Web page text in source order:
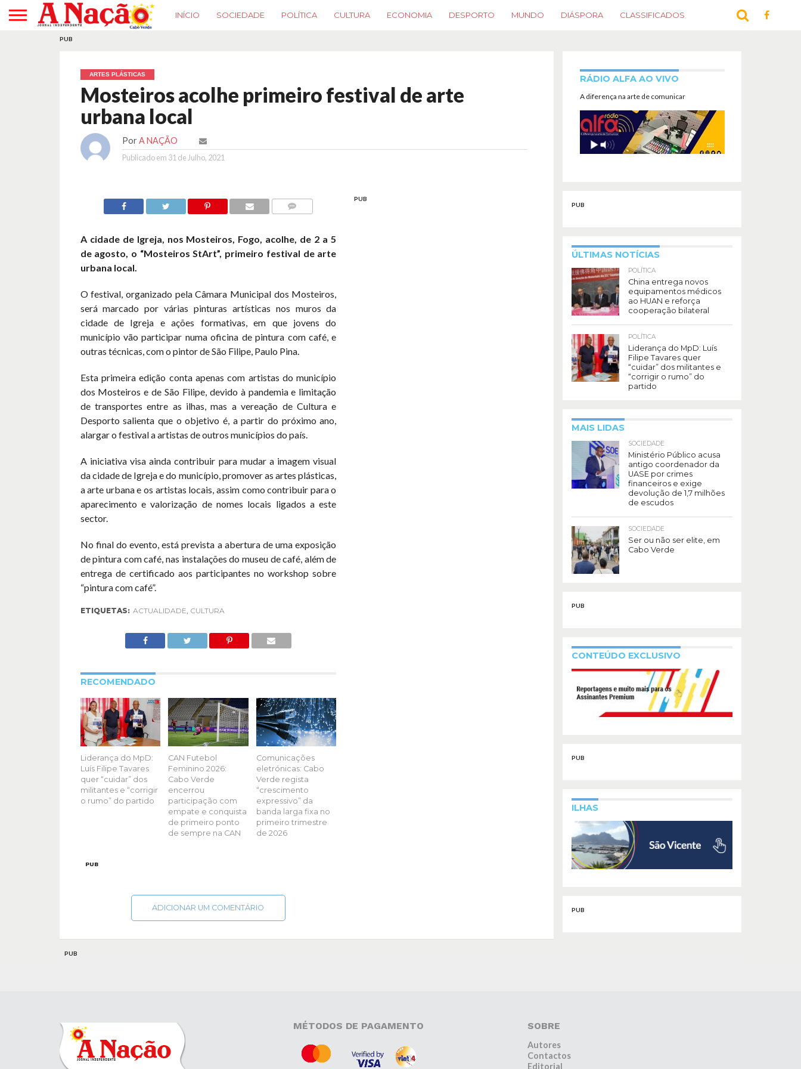
INÍCIO SOCIEDADE POLÍTICA CULTURA ECONOMIA DESPORTO MUNDO DIÁSPORA CLASSIFICADOS
PUB
ARTES PLÁSTICAS
Mosteiros acolhe primeiro festival de arte
urbana local
Por A NAÇÃO
Publicado em 31 de Julho, 2021
A cidade de Igreja, nos Mosteiros, Fogo, acolhe, de 2 a 5
de agosto, o “Mosteiros StArt”, primeiro festival de arte
urbana local.
O festival, organizado pela Câmara Municipal dos Mosteiros,
será marcado por várias pinturas artísticas nos muros da
cidade de Igreja e ações formativas, em que jovens do
município vão participar numa oficina de pintura com café, e
outras técnicas, com o pintor de São Filipe, Paulo Pina.
Esta primeira edição conta apenas com artistas do município
dos Mosteiros e de São Filipe, devido à pandemia e limitação
de transportes entre as ilhas, mas a vereação de Cultura e
Desporto salienta que o objetivo é, a partir do próximo ano,
alargar o festival a artistas de outros municípios do país.
A iniciativa visa ainda contribuir para mudar a imagem visual
da cidade de Igreja e do município, promover as artes plásticas,
a arte urbana e os artistas locais, assim como contribuir para o
aparecimento e valorização de nomes locais ligados a este
sector.
No final do evento, está prevista a abertura de uma exposição
de pintura com café, nas instalações do museu de café, além de
entrega de certificado aos participantes no workshop sobre
“pintura com café”.
ETIQUETAS: ACTUALIDADE, CULTURA
RECOMENDADO
Liderança do MpD:
Luís Filipe Tavares
quer “cuidar” dos
militantes e “corrigir
o rumo” do partido
CAN Futebol
Feminino 2026:
Cabo Verde
encerrou
participação com
empate e conquista
de primeiro ponto
de sempre na CAN
Comunicações
eletrónicas: Cabo
Verde regista
“crescimento
expressivo” da
banda larga fixa no
primeiro trimestre
de 2026
PUB
ADICIONAR UM COMENTÁRIO
PUB
RÁDIO ALFA AO VIVO
A diferença na arte de comunicar
PUB
ÚLTIMAS NOTÍCIAS
POLÍTICA
China entrega novos
equipamentos médicos
ao HUAN e reforça
cooperação bilateral
POLÍTICA
Liderança do MpD: Luís
Filipe Tavares quer
“cuidar” dos militantes e
“corrigir o rumo” do
partido
MAIS LIDAS
SOCIEDADE
Ministério Público acusa
antigo coordenador da
UASE por crimes
financeiros e exige
devolução de 1,7 milhões
de escudos
SOCIEDADE
Ser ou não ser elite, em
Cabo Verde
PUB
CONTEÚDO EXCLUSIVO
PUB
ILHAS
PUB
PUB
MÉTODOS DE PAGAMENTO SOBRE
Autores
Contactos
Editorial